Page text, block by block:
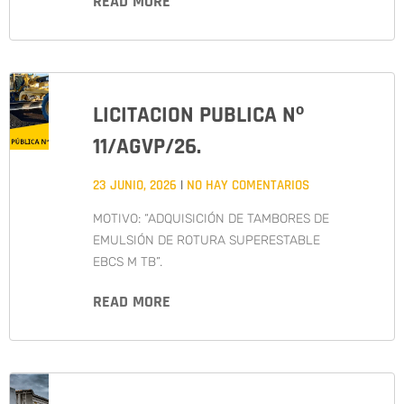
LICITACION PUBLICA Nº
11/AGVP/26.
23 JUNIO, 2026 NO HAY COMENTARIOS
MOTIVO: “ADQUISICIÓN DE TAMBORES DE
EMULSIÓN DE ROTURA SUPERESTABLE
EBCS M TB”.
READ MORE